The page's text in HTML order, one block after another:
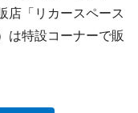
店「リカースペース
は特設コーナーで販